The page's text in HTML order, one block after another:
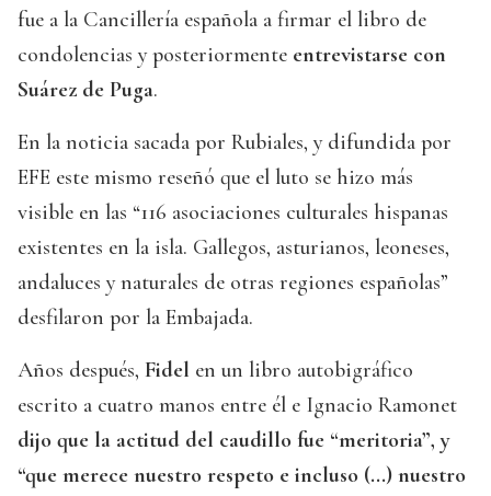
fue a la Cancillería española a firmar el libro de
condolencias y posteriormente entrevistarse con
Suárez de Puga.
En la noticia sacada por Rubiales, y difundida por
EFE este mismo reseñó que el luto se hizo más
visible en las “116 asociaciones culturales hispanas
existentes en la isla. Gallegos, asturianos, leoneses,
andaluces y naturales de otras regiones españolas”
desfilaron por la Embajada.
Años después, Fidel en un libro autobigráfico
escrito a cuatro manos entre él e Ignacio Ramonet
dijo que la actitud del caudillo fue “meritoria”, y
“que merece nuestro respeto e incluso (...) nuestro